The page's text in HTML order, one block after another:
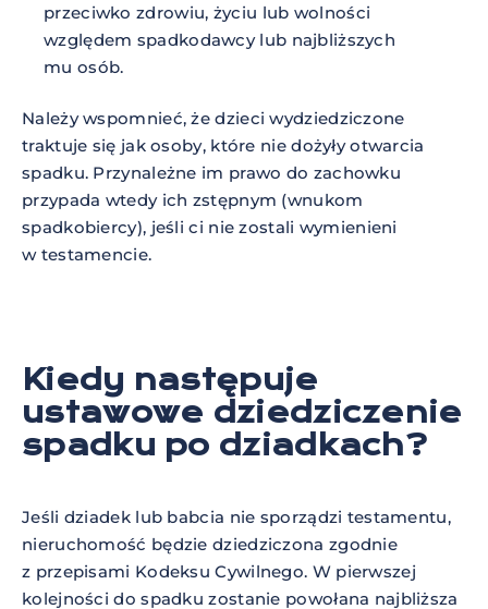
przeciwko zdrowiu, życiu lub wolności
względem spadkodawcy lub najbliższych
mu osób.
Należy wspomnieć, że dzieci wydziedziczone
traktuje się jak osoby, które nie dożyły otwarcia
spadku. Przynależne im prawo do zachowku
przypada wtedy ich zstępnym (wnukom
spadkobiercy), jeśli ci nie zostali wymienieni
w testamencie.
Kiedy następuje
ustawowe dziedziczenie
spadku po dziadkach?
Jeśli dziadek lub babcia nie sporządzi testamentu,
nieruchomość będzie dziedziczona zgodnie
z przepisami Kodeksu Cywilnego. W pierwszej
kolejności do spadku zostanie powołana najbliższa